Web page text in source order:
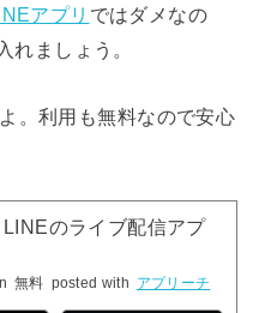
アプリ ではダメなの
れましょう。
。利用も無料なので安心
のライブ配信アプ
無料 posted with アプリーチ